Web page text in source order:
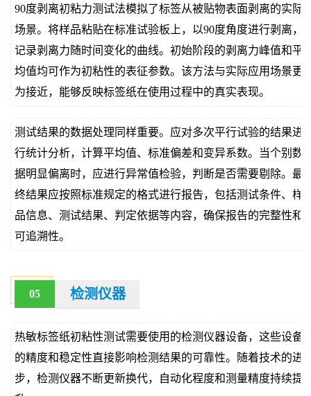
90度剥离初粘力测试法模拟了标签从被贴物表面剥离的实际
场景。将样品粘贴在标准试验板上，以90度角度进行剥离，
记录剥离力随时间变化的曲线。初始阶段的剥离力峰值和平
均值均可作为初粘性的表征参数。该方法与实际应用场景更
为接近，能够反映标签纸在使用过程中的真实表现。
测试结果的数据处理同样重要。应对多次平行试验的结果进
行统计分析，计算平均值、标准偏差和变异系数。当个别数
据明显偏离时，应进行异常值检验，判断是否需要剔除。最
终结果应按照标准规定的格式进行报告，包括测试条件、样
品信息、测试结果、判定依据等内容，确保报告的完整性和
可追溯性。
05 检测仪器
热敏标签纸初粘性测试需要使用的检测仪器设备，这些设备
的精度和稳定性直接影响检测结果的可靠性。随着技术的进
步，检测仪器不断更新换代，自动化程度和测量精度持续提